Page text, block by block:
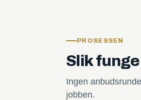
PROSESSEN
Slik
Ingen
jobben.